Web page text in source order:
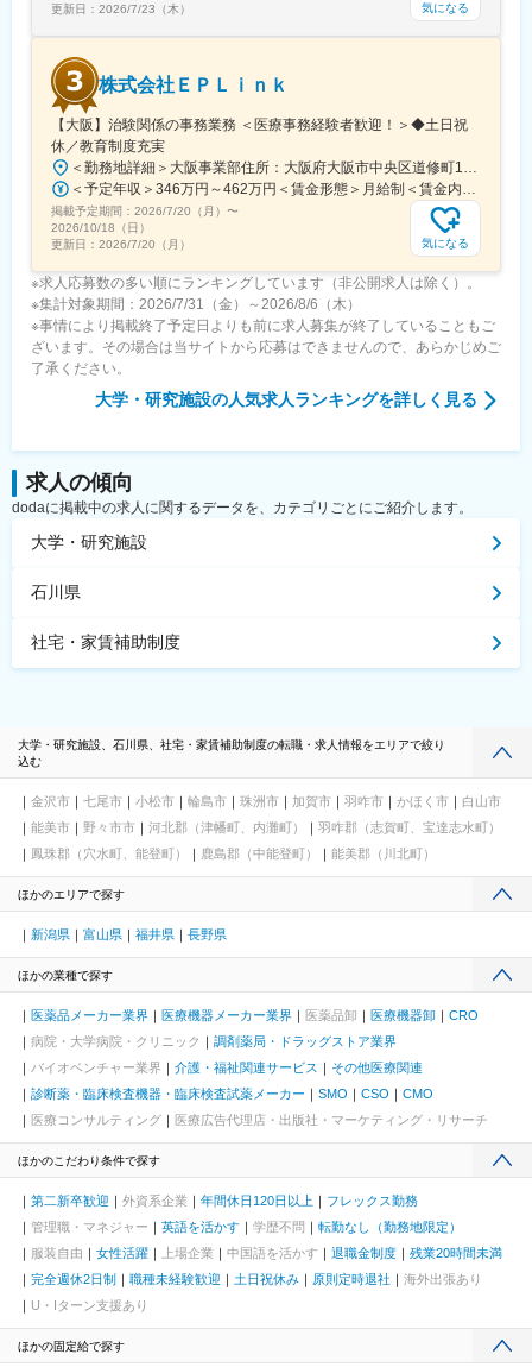
更新日： 2026/7/23（木） 気になる
株式会社ＥＰＬｉｎｋ
【大阪】治験関係の事務業務 ＜医療事務経験者歓迎！＞◆土日祝
休／教育制度充実
掲載予定期間： 2026/7/20（月） 〜
2026/10/18（日）
更新日： 2026/7/20（月） 気になる
※求人応募数の多い順にランキングしています（非公開求人は除く）。
※集計対象期間：2026/7/31（金）～2026/8/6（木）
※事情により掲載終了予定日よりも前に求人募集が終了していることもご
ざいます。その場合は当サイトから応募はできませんので、あらかじめご
了承ください。
大学・研究施設の人気求人ランキングを詳しく見る
求人の傾向
dodaに掲載中の求人に関するデータを、カテゴリごとにご紹介します。
大学・研究施設
石川県
社宅・家賃補助制度
大学・研究施設、石川県、社宅・家賃補助制度の転職・求人情報をエリアで絞り
込む
金沢市 七尾市 小松市 輪島市 珠洲市 加賀市 羽咋市 かほく市
白山市
能美市
野々市市 河北郡（津幡町、内灘町）
羽咋郡（志賀町、宝達志水町）
鳳珠郡（穴水町、能登町）
鹿島郡（中能登町） 能美郡（川北町）
ほかのエリアで探す
新潟県 富山県 福井県 長野県
ほかの業種で探す
医薬品メーカー業界 医療機器メーカー業界 医薬品卸 医療機器卸
CRO
病院・大学病院・クリニック
調剤薬局・ドラッグストア業界
バイオベンチャー業界
介護・福祉関連サービス
その他医療関連
診断薬・臨床検査機器・臨床検査試薬メーカー
SMO CSO
CMO
医療コンサルティング
医療広告代理店・出版社・マーケティング・リサーチ
ほかのこだわり条件で探す
第二新卒歓迎 外資系企業 年間休日120日以上
フレックス勤務
管理職・マネジャー
英語を活かす 学歴不問
転勤なし（勤務地限定）
服装自由
女性活躍 上場企業 中国語を活かす 退職金制度
残業20時間未満
完全週休2日制
職種未経験歓迎 土日祝休み 原則定時退社
海外出張あり
U・Iターン支援あり
ほかの固定給で探す